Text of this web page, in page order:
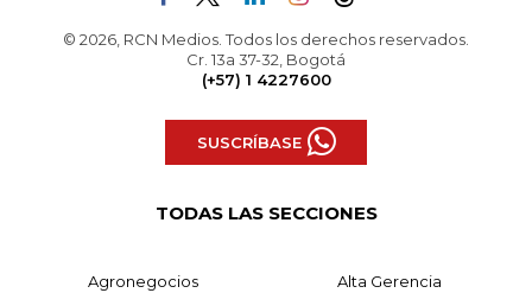
© 2026, RCN Medios. Todos los derechos reservados.
Cr. 13a 37-32, Bogotá
(+57) 1 4227600
SUSCRÍBASE
TODAS LAS SECCIONES
Agronegocios Alta Gerencia